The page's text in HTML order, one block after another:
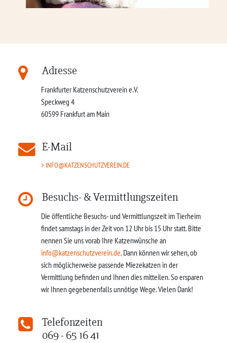
Adresse
Frankfurter Katzenschutzverein e.V.
Speckweg 4
60599 Frankfurt am Main
E-Mail
INFO@KATZENSCHUTZVEREIN.DE
Besuchs- & Vermittlungszeiten
Die öffentliche Besuchs- und Vermittlungszeit im Tierheim
findet samstags in der Zeit von 12 Uhr bis 15 Uhr statt. Bitte
nennen Sie uns vorab Ihre Katzenwünsche an
info@katzenschutzverein.de. Dann können wir sehen, ob
sich möglicherweise passende Miezekatzen in der
Vermittlung befinden und Ihnen dies mitteilen. So ersparen
wir Ihnen gegebenenfalls unnötige Wege. Vielen Dank!
Telefonzeiten
069 - 65 16 41